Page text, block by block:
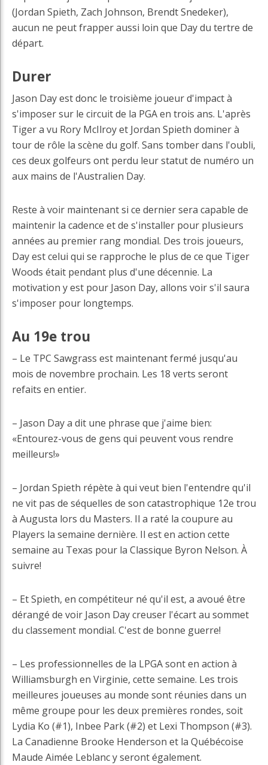
(Jordan Spieth, Zach Johnson, Brendt Snedeker),
aucun ne peut frapper aussi loin que Day du tertre de
départ.
Durer
Jason Day est donc le troisième joueur d'impact à
s'imposer sur le circuit de la PGA en trois ans. L'après
Tiger a vu Rory McIlroy et Jordan Spieth dominer à
tour de rôle la scène du golf. Sans tomber dans l'oubli,
ces deux golfeurs ont perdu leur statut de numéro un
aux mains de l'Australien Day.
Reste à voir maintenant si ce dernier sera capable de
maintenir la cadence et de s'installer pour plusieurs
années au premier rang mondial. Des trois joueurs,
Day est celui qui se rapproche le plus de ce que Tiger
Woods était pendant plus d'une décennie. La
motivation y est pour Jason Day, allons voir s'il saura
s'imposer pour longtemps.
Au 19e trou
– Le TPC Sawgrass est maintenant fermé jusqu'au
mois de novembre prochain. Les 18 verts seront
refaits en entier.
– Jason Day a dit une phrase que j'aime bien:
«Entourez-vous de gens qui peuvent vous rendre
meilleurs!»
– Jordan Spieth répète à qui veut bien l'entendre qu'il
ne vit pas de séquelles de son catastrophique 12e trou
à Augusta lors du Masters. Il a raté la coupure au
Players la semaine dernière. Il est en action cette
semaine au Texas pour la Classique Byron Nelson. À
suivre!
– Et Spieth, en compétiteur né qu'il est, a avoué être
dérangé de voir Jason Day creuser l'écart au sommet
du classement mondial. C'est de bonne guerre!
– Les professionnelles de la LPGA sont en action à
Williamsburgh en Virginie, cette semaine. Les trois
meilleures joueuses au monde sont réunies dans un
même groupe pour les deux premières rondes, soit
Lydia Ko (#1), Inbee Park (#2) et Lexi Thompson (#3).
La Canadienne Brooke Henderson et la Québécoise
Maude Aimée Leblanc y seront également.